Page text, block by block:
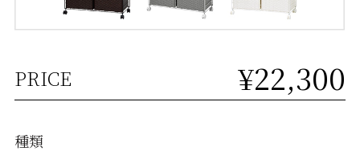
PRICE ¥22,300
種類